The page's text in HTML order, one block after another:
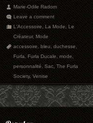
Marie-Odile Radom
Leave a comment
L'Accessoire,La Mode,Le
Créateur,Mode
accessoire,bleu,duchesse,
Furla,Furla Ducale,mode,
personnalité,Sac,The Furla
Society,Venise